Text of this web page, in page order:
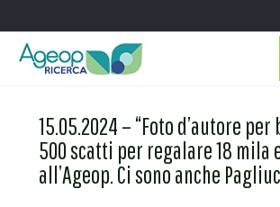
15.05.2024 – “Foto d’autore
500 scatti per regalare 18 mila
all’Ageop. Ci sono anche